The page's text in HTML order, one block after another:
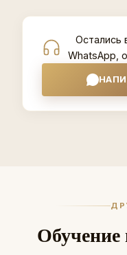
Остались
WhatsApp,
Обучение